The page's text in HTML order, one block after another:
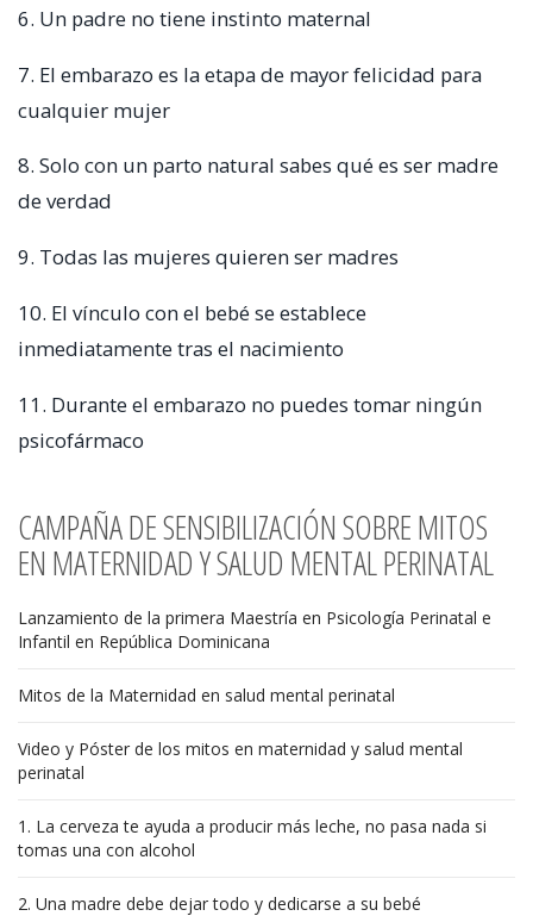
6. Un padre no tiene instinto maternal
7. El embarazo es la etapa de mayor felicidad para
cualquier mujer
8. Solo con un parto natural sabes qué es ser madre
de verdad
9. Todas las mujeres quieren ser madres
10. El vínculo con el bebé se establece
inmediatamente tras el nacimiento
11. Durante el embarazo no puedes tomar ningún
psicofármaco
CAMPAÑA DE SENSIBILIZACIÓN SOBRE MITOS
EN MATERNIDAD Y SALUD MENTAL PERINATAL
Lanzamiento de la primera Maestría en Psicología Perinatal e
Infantil en República Dominicana
Mitos de la Maternidad en salud mental perinatal
Video y Póster de los mitos en maternidad y salud mental
perinatal
1. La cerveza te ayuda a producir más leche, no pasa nada si
tomas una con alcohol
2. Una madre debe dejar todo y dedicarse a su bebé